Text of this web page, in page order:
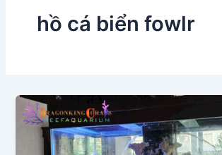
hồ cá biển fowlr